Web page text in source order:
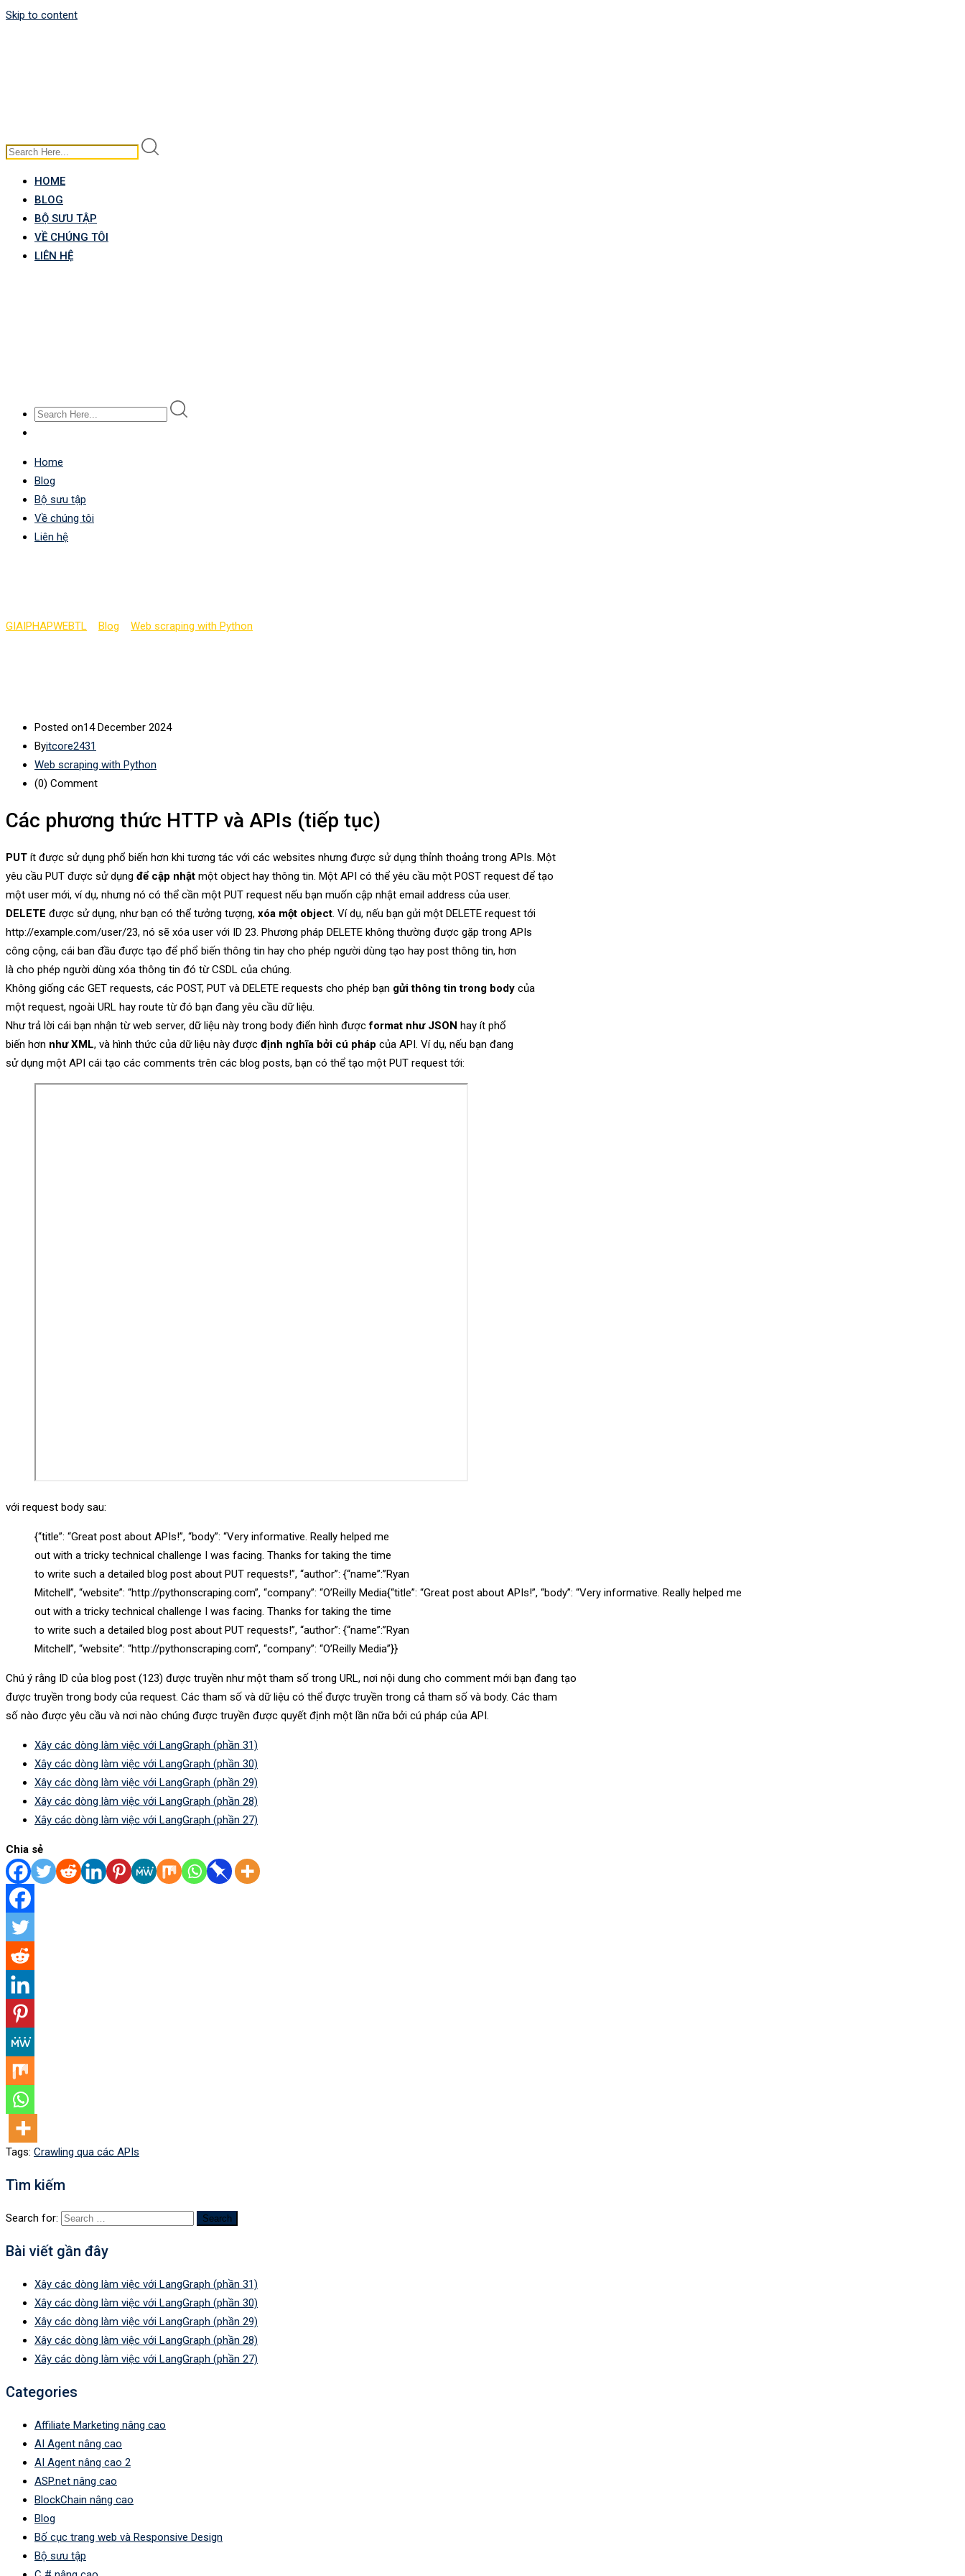
Skip to content
HOME
BLOG
BỘ SƯU TẬP
VỀ CHÚNG TÔI
LIÊN HỆ
Home
Blog
Bộ sưu tập
Về chúng tôi
Liên hệ
GIAIPHAPWEBTL Blog Web scraping with Python
Posted on14 December 2024
Byitcore2431
Web scraping with Python
(0) Comment
Các phương thức HTTP và APIs (tiếp tục)
PUT ít được sử dụng phổ biến hơn khi tương tác với các websites nhưng được sử dụng thỉnh thoảng trong APIs. Một
yêu cầu PUT được sử dụng để cập nhật một object hay thông tin. Một API có thể yêu cầu một POST request để tạo
một user mới, ví dụ, nhưng nó có thể cần một PUT request nếu bạn muốn cập nhật email address của user.
DELETE được sử dụng, như bạn có thể tưởng tượng, xóa một object. Ví dụ, nếu bạn gửi một DELETE request tới
http://example.com/user/23, nó sẽ xóa user với ID 23. Phương pháp DELETE không thường được gặp trong APIs
công cộng, cái ban đầu được tạo để phổ biến thông tin hay cho phép người dùng tạo hay post thông tin, hơn
là cho phép người dùng xóa thông tin đó từ CSDL của chúng.
Không giống các GET requests, các POST, PUT và DELETE requests cho phép bạn gửi thông tin trong body của
một request, ngoài URL hay route từ đó bạn đang yêu cầu dữ liệu.
Như trả lời cái bạn nhận từ web server, dữ liệu này trong body điển hình đượcformat như JSON hay ít phổ
biến hơn như XML, và hình thức của dữ liệu này được định nghĩa bởi cú pháp của API. Ví dụ, nếu bạn đang
sử dụng một API cái tạo các comments trên các blog posts, bạn có thể tạo một PUT request tới:
với request body sau:
{“title”: “Great post about APIs!”, “body”: “Very informative. Really helped me
out with a tricky technical challenge I was facing. Thanks for taking the time
to write such a detailed blog post about PUT requests!”, “author”: {“name”:”Ryan
Mitchell”, “website”: “http://pythonscraping.com”, “company”: “O’Reilly Media{“title”: “Great post about APIs!”, “body”: “Very informative. Really helped me
out with a tricky technical challenge I was facing. Thanks for taking the time
to write such a detailed blog post about PUT requests!”, “author”: {“name”:”Ryan
Mitchell”, “website”: “http://pythonscraping.com”, “company”: “O’Reilly Media”}}
Chú ý rằng ID của blog post (123) được truyền như một tham số trong URL, nơi nội dung cho comment mới bạn đang tạo
được truyền trong body của request. Các tham số và dữ liệu có thể được truyền trong cả tham số và body. Các tham
số nào được yêu cầu và nơi nào chúng được truyền được quyết định một lần nữa bởi cú pháp của API.
Xây các dòng làm việc với LangGraph (phần 31)
Xây các dòng làm việc với LangGraph (phần 30)
Xây các dòng làm việc với LangGraph (phần 29)
Xây các dòng làm việc với LangGraph (phần 28)
Xây các dòng làm việc với LangGraph (phần 27)
Chia sẻ
Tags: Crawling qua các APIs
Tìm kiếm
Search for:
Bài viết gần đây
Xây các dòng làm việc với LangGraph (phần 31)
Xây các dòng làm việc với LangGraph (phần 30)
Xây các dòng làm việc với LangGraph (phần 29)
Xây các dòng làm việc với LangGraph (phần 28)
Xây các dòng làm việc với LangGraph (phần 27)
Categories
Affiliate Marketing nâng cao
AI Agent nâng cao
AI Agent nâng cao 2
ASP.net nâng cao
BlockChain nâng cao
Blog
Bố cục trang web và Responsive Design
Bộ sưu tập